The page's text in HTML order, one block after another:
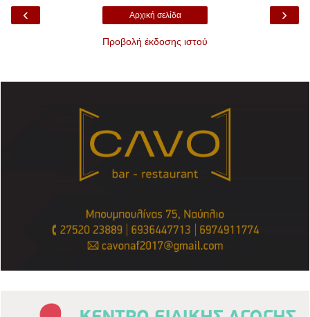
‹ ›
Αρχική σελίδα
Προβολή έκδοσης ιστού